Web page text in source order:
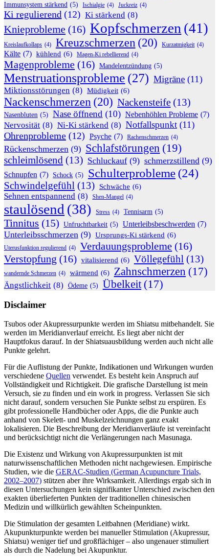
Immunsystem stärkend (5) Ischialgie (4) Juckreiz (4)
Ki regulierend (12) Ki stärkend (8)
Knieprobleme (16) Kopfschmerzen (41)
Kreislaufkollaps (4) Kreuzschmerzen (20) Kurzatmigkeit (4)
Kälte (7) kühlend (6) Magen-Ki rebellierend (4)
Magenprobleme (16) Mandelentzündung (5)
Menstruationsprobleme (27) Migräne (11)
Miktionsstörungen (8) Müdigkeit (6)
Nackenschmerzen (20) Nackensteife (13)
Nasenbluten (5) Nase öffnend (10) Nebenhöhlen Probleme (7)
Nervosität (8) Ni-Ki stärkend (8) Notfallspunkt (11)
Ohrenprobleme (12) Psyche (7) Rachenschmerzen (4)
Rückenschmerzen (9) Schlafstörungen (19)
schleimlösend (13) Schluckauf (9) schmerzstillend (9)
Schnupfen (7) Schock (5) Schulterprobleme (24)
Schwindelgefühl (13) Schwäche (6)
Sehnen entspannend (8) Shen-Mangel (4)
staulösend (38) Stress (4) Tennisarm (5)
Tinnitus (15) Unfruchtbarkeit (5) Unterleibsbeschwerden (7)
Unterleibsschmerzen (9) Ursprungs-Ki stärkend (6)
Uterusfunktion regulierend (4) Verdauungsprobleme (16)
Verstopfung (16) vitalisierend (6) Völlegefühl (13)
wandernde Schmerzen (4) wärmend (6) Zahnschmerzen (17)
Ängstlichkeit (8) Ödeme (5) Übelkeit (17)
Disclaimer
Tsubos oder Akupressurpunkte werden im Shiatsu mitbehandelt. Sie
werden im Meridianverlauf erreicht. Es liegt aber nicht der
Hauptfokus darauf. In der Shiatsuausbildung werden auch nicht alle
Punkte gelehrt.
Für die Auflistung der Punkte, Indikationen und Wirkungen wurden
verschiedene Quellen verwendet. Es besteht kein Anspruch auf
Vollständigkeit und Richtigkeit. Die grafische Darstellung ist mein
Versuch, sie zu finden und ein work in progress. Verlassen Sie sich
nicht darauf, sondern versuchen Sie Punkte selbst zu erspüren. Es
gibt professionelle Handbücher oder Apps, die die Punkte auch
anhand von Skelett- und Muskelzeichnungen ganz exakt
lokalisieren. Die Beschreibung der Meridianverläufe ist vereinfacht
und berücksichtigt nicht die Verlängerungen nach Masunaga.
Die Existenz und Wirkung von Akupressurpunkten ist mit
naturwissenschaftlichen Methoden nicht nachgewiesen. Empirische
Studien, wie die GERAC-Studien (German Acupuncture Trials,
2002–2007) stützen aber ihre Wirksamkeit. Allerdings ergab sich in
diesen Untersuchungen kein signifikanter Unterschied zwischen den
exakten überlieferten Punkten der traditionellen chinesischen
Medizin und willkürlich gewählten Scheinpunkten.
Die Stimulation der gesamten Leitbahnen (Meridiane) wirkt.
Akupunkturpunkte werden bei manueller Stimulation (Akupressur,
Shiatsu) weniger tief und großflächiger – also ungenauer stimuliert
als durch die Nadelung bei Akupunktur.